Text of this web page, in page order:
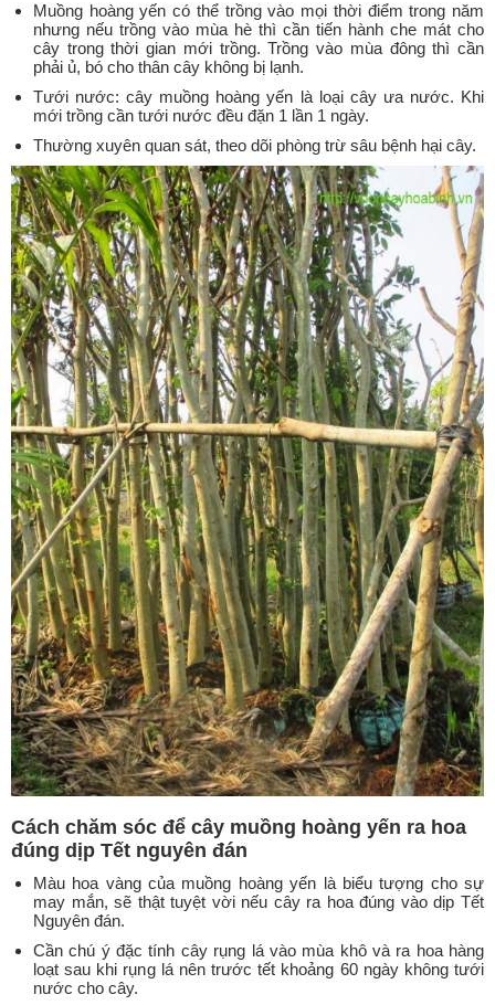
Muồng hoàng yến có thể trồng vào mọi thời điểm trong năm
nhưng nếu trồng vào mùa hè thì cần tiến hành che mát cho
cây trong thời gian mới trồng. Trồng vào mùa đông thì cần
phải ủ, bó cho thân cây không bị lạnh.
Tưới nước: cây muồng hoàng yến là loại cây ưa nước. Khi
mới trồng cần tưới nước đều đặn 1 lần 1 ngày.
Thường xuyên quan sát, theo dõi phòng trừ sâu bệnh hại cây.
Cách chăm sóc để cây muồng hoàng yến ra hoa
đúng dịp Tết nguyên đán
Màu hoa vàng của muồng hoàng yến là biểu tượng cho sự
may mắn, sẽ thật tuyệt vời nếu cây ra hoa đúng vào dịp Tết
Nguyên đán.
Cần chú ý đặc tính cây rụng lá vào mùa khô và ra hoa hàng
loạt sau khi rụng lá nên trước tết khoảng 60 ngày không tưới
nước cho cây.